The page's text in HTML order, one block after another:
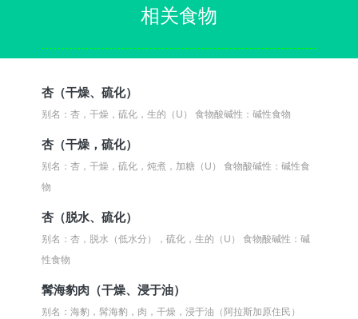
相关食物
杏（干燥、硫化）
别名：杏，干燥，硫化，生的（U）食物酸碱性：碱性食物
杏（干燥，硫化）
别名：杏，干燥，硫化，炖煮，加糖（U）食物酸碱性：碱性食
物
杏（脱水、硫化）
别名：杏，脱水（低水分），硫化，生的（U）食物酸碱性：碱
性食物
髯海豹肉（干燥、浸于油）
别名：海豹，髯海豹，肉，干燥，浸于油（阿拉斯加原住民）